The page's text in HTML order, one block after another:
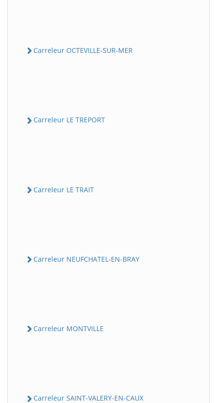
Carreleur OCTEVILLE-SUR-MER
Carreleur LE TREPORT
Carreleur LE TRAIT
Carreleur NEUFCHATEL-EN-BRAY
Carreleur MONTVILLE
Carreleur SAINT-VALERY-EN-CAUX